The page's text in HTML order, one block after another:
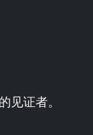
见证者。